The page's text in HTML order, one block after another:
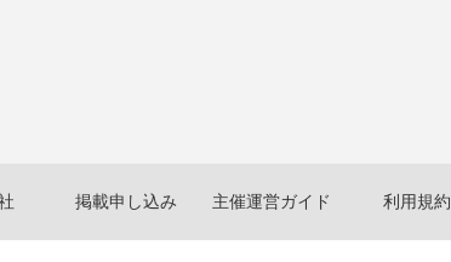
掲載申し込み 主催運営ガイド 利用規約